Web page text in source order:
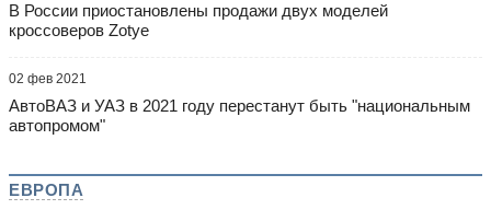
В России приостановлены продажи двух моделей
кроссоверов Zotye
02 фев 2021
АвтоВАЗ и УАЗ в 2021 году перестанут быть "национальным
автопромом"
ЕВРОПА